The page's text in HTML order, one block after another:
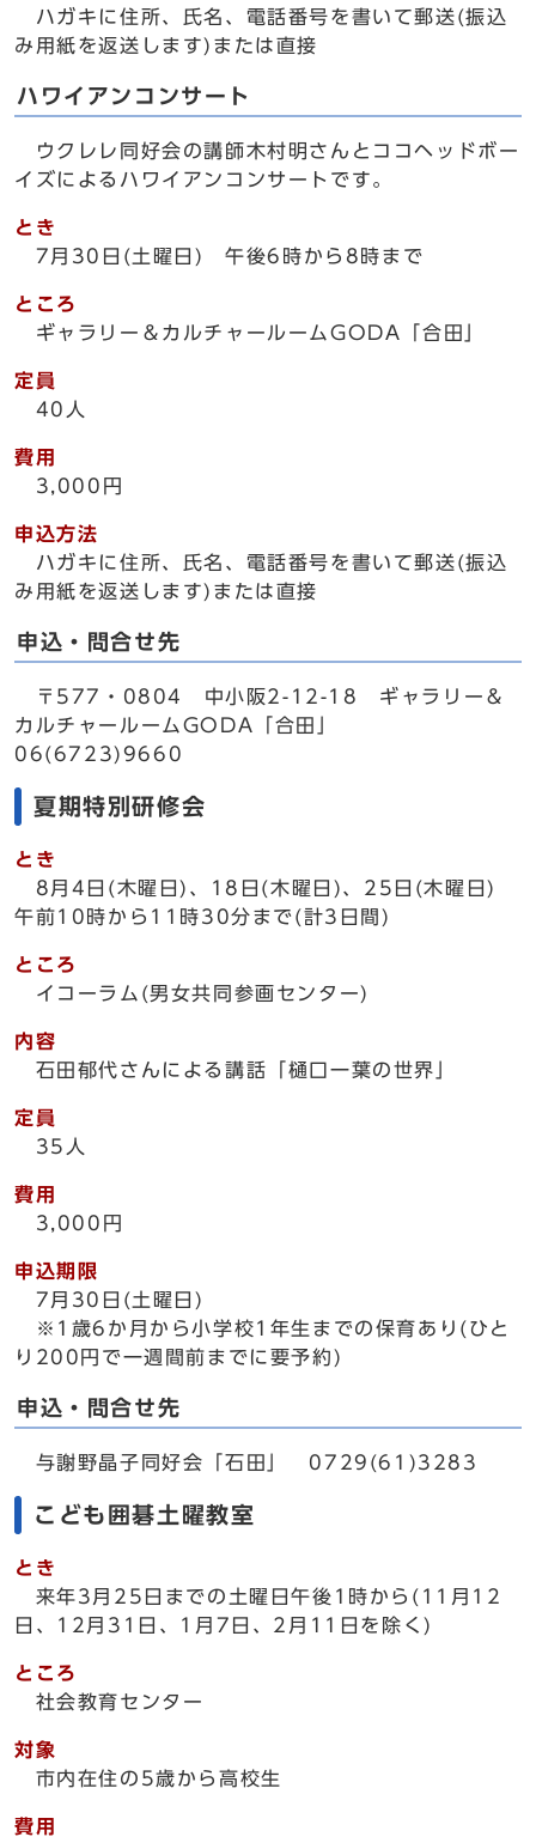
ハガキに住所、氏名、電話番号を書いて郵送(振込
み用紙を返送します)または直接
ハワイアンコンサート
ウクレレ同好会の講師木村明さんとココヘッドボー
イズによるハワイアンコンサートです。
とき
7月30日(土曜日) 午後6時から8時まで
ところ
ギャラリー＆カルチャールームGODA「合田」
定員
40人
費用
3,000円
申込方法
ハガキに住所、氏名、電話番号を書いて郵送(振込
み用紙を返送します)または直接
申込・問合せ先
〒577・0804 中小阪2-12-18 ギャラリー＆
カルチャールームGODA「合田」
06(6723)9660
夏期特別研修会
とき
8月4日(木曜日)、18日(木曜日)、25日(木曜日)
午前10時から11時30分まで(計3日間)
ところ
イコーラム(男女共同参画センター)
内容
石田郁代さんによる講話「樋口一葉の世界」
定員
35人
費用
3,000円
申込期限
7月30日(土曜日)
※1歳6か月から小学校1年生までの保育あり(ひと
り200円で一週間前までに要予約)
申込・問合せ先
与謝野晶子同好会「石田」 0729(61)3283
こども囲碁土曜教室
とき
来年3月25日までの土曜日午後1時から(11月12
日、12月31日、1月7日、2月11日を除く)
ところ
社会教育センター
対象
市内在住の5歳から高校生
費用